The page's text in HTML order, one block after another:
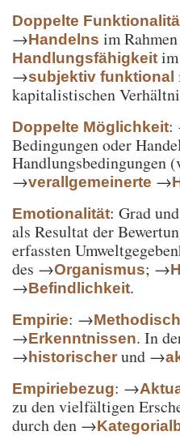
Doppelte
→Handelns im
Handlungsfähigkeit
→subjektiv funktional
kapitalistischen
Doppelte Möglichkeit:
Bedingungen oder
Handlungsbedingungen
→verallgemeinerte →
Emotionalität: Grad
als Resultat der
erfassten
des →Organismus; →
→Befindlichkeit.
Empirie: →
→Erkenntnissen. In
→historischer und →
Empiriebezug: →
zu den vielfältigen
durch den →